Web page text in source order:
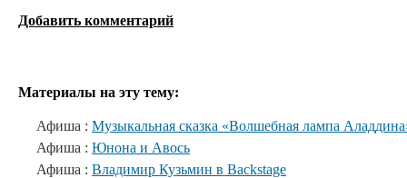
Добавить комментарий
Материалы на эту тему:
Афиша : Музыкальная сказка «Волшебная лампа
Афиша : Юнона и Авось
Афиша : Владимир Кузьмин в Backstage